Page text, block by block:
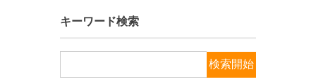
キーワード検索